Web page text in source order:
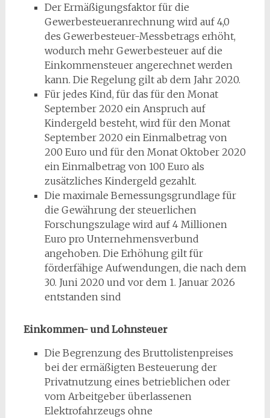
Der Ermäßigungsfaktor für die
Gewerbesteueranrechnung wird auf 4,0
des Gewerbesteuer-Messbetrags erhöht,
wodurch mehr Gewerbesteuer auf die
Einkommensteuer angerechnet werden
kann. Die Regelung gilt ab dem Jahr 2020.
Für jedes Kind, für das für den Monat
September 2020 ein Anspruch auf
Kindergeld besteht, wird für den Monat
September 2020 ein Einmalbetrag von
200 Euro und für den Monat Oktober 2020
ein Einmalbetrag von 100 Euro als
zusätzliches Kindergeld gezahlt.
Die maximale Bemessungsgrundlage für
die Gewährung der steuerlichen
Forschungszulage wird auf 4 Millionen
Euro pro Unternehmensverbund
angehoben. Die Erhöhung gilt für
förderfähige Aufwendungen, die nach dem
30. Juni 2020 und vor dem 1. Januar 2026
entstanden sind
Einkommen- und Lohnsteuer
Die Begrenzung des Bruttolistenpreises
bei der ermäßigten Besteuerung der
Privatnutzung eines betrieblichen oder
vom Arbeitgeber überlassenen
Elektrofahrzeugs ohne